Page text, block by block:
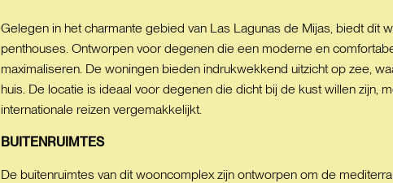
Gelegen in het charmante gebied van Las Lagunas de Mijas, biedt
penthouses. Ontworpen voor degenen die een moderne en
maximaliseren. De woningen bieden indrukwekkend uitzicht op zee,
huis. De locatie is ideaal voor degenen die dicht bij de kust willen
internationale reizen vergemakkelijkt.
BUITENRUIMTES
De buitenruimtes van dit wooncomplex zijn ontworpen om de